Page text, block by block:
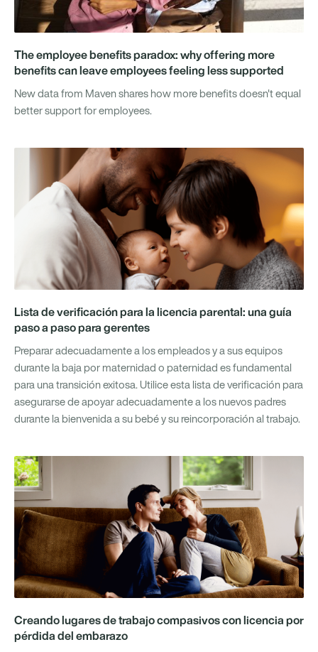
The employee benefits paradox: why offering more
benefits can leave employees feeling less supported
New data from Maven shares how more benefits doesn't equal
better support for employees.
Lista de verificación para la licencia parental: una guía
paso a paso para gerentes
Preparar adecuadamente a los empleados y a sus equipos
durante la baja por maternidad o paternidad es fundamental
para una transición exitosa. Utilice esta lista de verificación para
asegurarse de apoyar adecuadamente a los nuevos padres
durante la bienvenida a su bebé y su reincorporación al trabajo.
Creando lugares de trabajo compasivos con licencia por
pérdida del embarazo